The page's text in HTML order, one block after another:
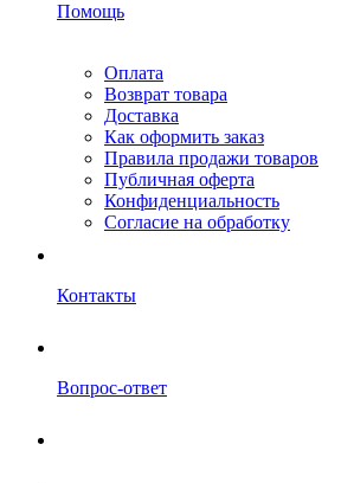
Помощь
Оплата
Возврат товара
Доставка
Как оформить заказ
Правила продажи товаров
Публичная оферта
Конфиденциальность
Согласие на обработку
Контакты
Вопрос-ответ